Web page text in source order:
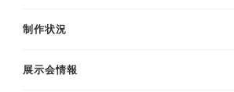
制作状況
展示会情報